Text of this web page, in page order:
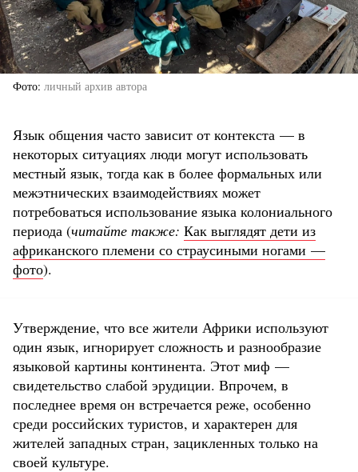
Фото личный архив автора
Язык общения часто зависит от контекста — в
некоторых ситуациях люди могут использовать
местный язык, тогда как в более формальных или
межэтнических взаимодействиях может
потребоваться использование языка колониального
периода (читайте также: Как выглядят дети из
африканского племени со страусиными ногами —
фото).
Утверждение, что все жители Африки используют
один язык, игнорирует сложность и разнообразие
языковой картины континента. Этот миф —
свидетельство слабой эрудиции. Впрочем, в
последнее время он встречается реже, особенно
среди российских туристов, и характерен для
жителей западных стран, зацикленных только на
своей культуре.